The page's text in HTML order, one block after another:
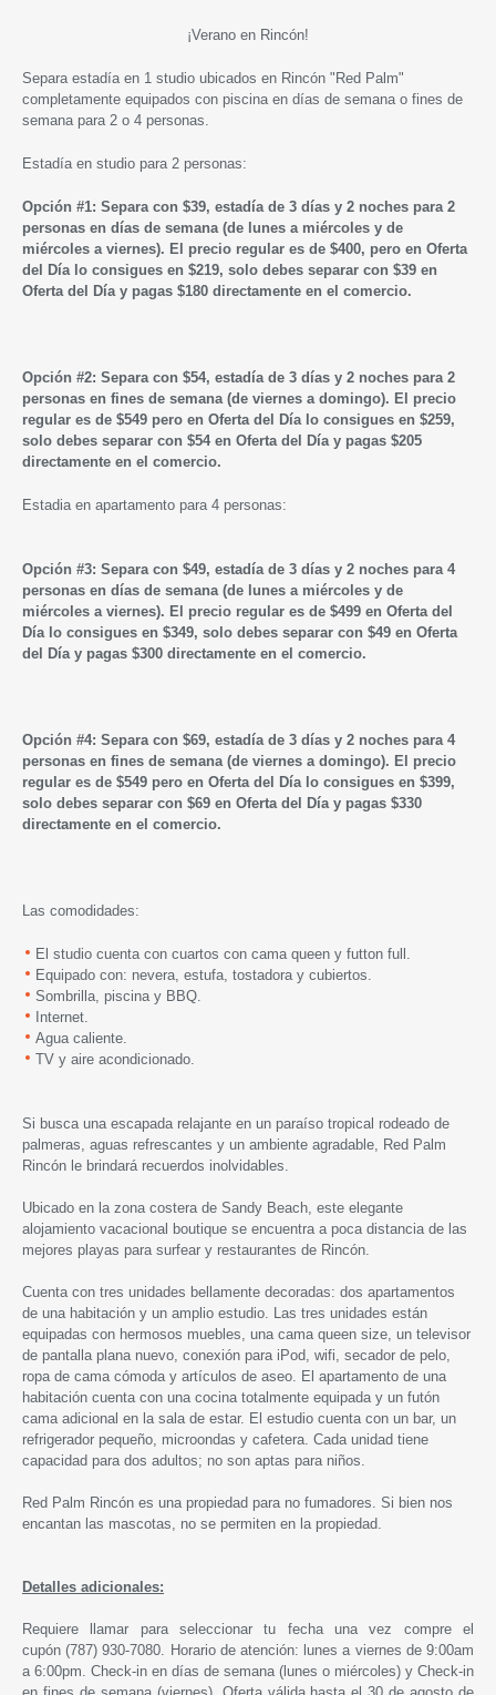
¡Verano en Rincón!
Separa estadía en 1 studio ubicados en Rincón "Red Palm"
completamente equipados con piscina en días de semana o fines de
semana para 2 o 4 personas.
Estadía en studio para 2 personas:
Opción #1: Separa con $39, estadía de 3 días y 2 noches para 2
personas en días de semana (de lunes a miércoles y de
miércoles a viernes). El precio regular es de $400, pero en Oferta
del Día lo consigues en $219, solo debes separar con $39 en
Oferta del Día y pagas $180 directamente en el comercio.
Opción #2: Separa con $54, estadía de 3 días y 2 noches para 2
personas en fines de semana (de viernes a domingo). El precio
regular es de $549 pero en Oferta del Día lo consigues en $259,
solo debes separar con $54 en Oferta del Día y pagas $205
directamente en el comercio.
Estadia en apartamento para 4 personas:
Opción #3: Separa con $49, estadía de 3 días y 2 noches para 4
personas en días de semana (de lunes a miércoles y de
miércoles a viernes). El precio regular es de $499 en Oferta del
Día lo consigues en $349, solo debes separar con $49 en Oferta
del Día y pagas $300 directamente en el comercio.
Opción #4: Separa con $69, estadía de 3 días y 2 noches para 4
personas en fines de semana (de viernes a domingo). El precio
regular es de $549 pero en Oferta del Día lo consigues en $399,
solo debes separar con $69 en Oferta del Día y pagas $330
directamente en el comercio.
Las comodidades:
El studio cuenta con cuartos con cama queen y futton full.
Equipado con: nevera, estufa, tostadora y cubiertos.
Sombrilla, piscina y BBQ.
Internet.
Agua caliente.
TV y aire acondicionado.
Si busca una escapada relajante en un paraíso tropical rodeado de
palmeras, aguas refrescantes y un ambiente agradable, Red Palm
Rincón le brindará recuerdos inolvidables.
Ubicado en la zona costera de Sandy Beach, este elegante
alojamiento vacacional boutique se encuentra a poca distancia de las
mejores playas para surfear y restaurantes de Rincón.
Cuenta con tres unidades bellamente decoradas: dos apartamentos
de una habitación y un amplio estudio. Las tres unidades están
equipadas con hermosos muebles, una cama queen size, un televisor
de pantalla plana nuevo, conexión para iPod, wifi, secador de pelo,
ropa de cama cómoda y artículos de aseo. El apartamento de una
habitación cuenta con una cocina totalmente equipada y un futón
cama adicional en la sala de estar. El estudio cuenta con un bar, un
refrigerador pequeño, microondas y cafetera. Cada unidad tiene
capacidad para dos adultos; no son aptas para niños.
Red Palm Rincón es una propiedad para no fumadores. Si bien nos
encantan las mascotas, no se permiten en la propiedad.
Detalles adicionales:
Requiere llamar para seleccionar tu fecha una vez compre el
cupón (787) 930-7080. Horario de atención: lunes a viernes de 9:00am
a 6:00pm. Check-in en días de semana (lunes o miércoles) y Check-in